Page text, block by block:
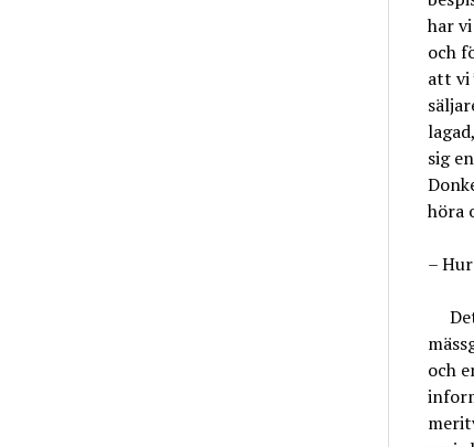
har
och
att vi
sig
höra
–
Det
och